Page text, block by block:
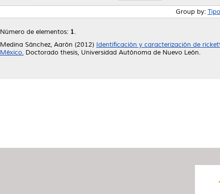
Group by:
Número de elementos: 1.
Medina Sánchez, Aarón (2012) Identificación y caracterización de
México. Doctorado thesis, Universidad Autónoma de Nuevo León.